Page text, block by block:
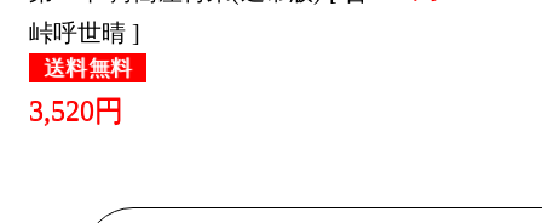
峠呼世晴 ]
送料無料
3,520円